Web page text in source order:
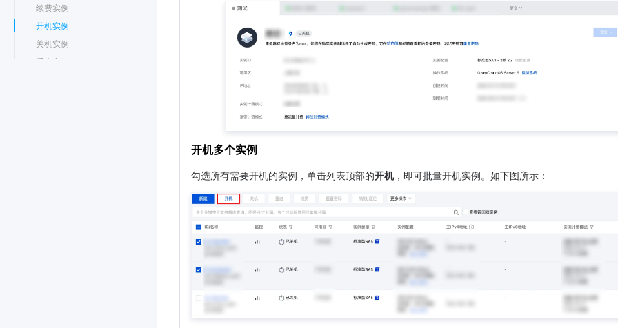
续费实例
开机实例
关机实例
重启实例
开机多个实例
勾选所有需要开机的实例，单击列表顶部的开机，即可批量开机实例。如下图所示：